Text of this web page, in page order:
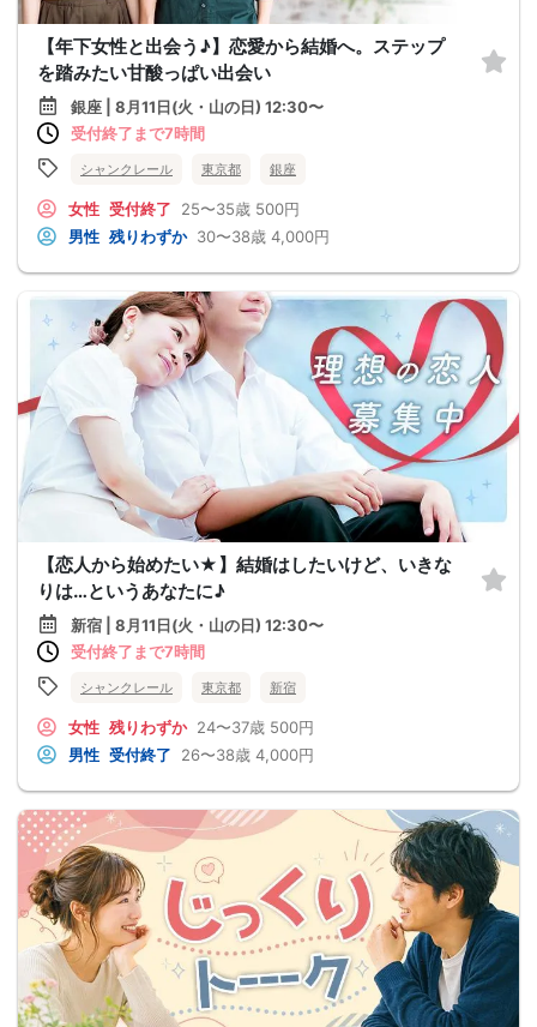
【年下女性と出会う♪】恋愛から結婚へ。ステップ
を踏みたい甘酸っぱい出会い
銀座 | 8月11日(火・山の日) 12:30〜
受付終了まで7時間
シャンクレール 東京都 銀座
女性 受付終了 25〜35歳 500円
男性 残りわずか 30〜38歳 4,000円
【恋人から始めたい★】結婚はしたいけど、いきな
りは…というあなたに♪
新宿 | 8月11日(火・山の日) 12:30〜
受付終了まで7時間
シャンクレール 東京都 新宿
女性 残りわずか 24〜37歳 500円
男性 受付終了 26〜38歳 4,000円